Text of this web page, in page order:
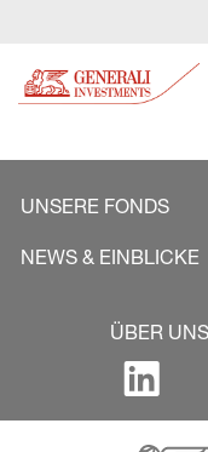
UNSERE FONDS
NEWS & EINBLICKE
ÜBER UNS